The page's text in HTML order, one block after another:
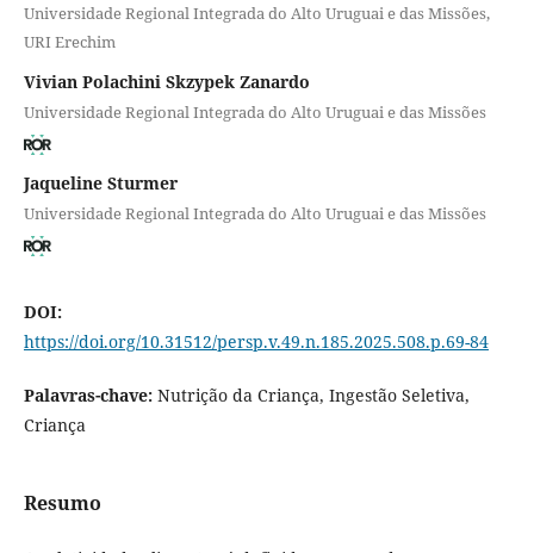
Universidade Regional Integrada do Alto Uruguai e das Missões,
URI Erechim
Vivian Polachini Skzypek Zanardo
Universidade Regional Integrada do Alto Uruguai e das Missões
Jaqueline Sturmer
Universidade Regional Integrada do Alto Uruguai e das Missões
DOI:
https://doi.org/10.31512/persp.v.49.n.185.2025.508.p.69-84
Palavras-chave: Nutrição da Criança, Ingestão Seletiva,
Criança
Resumo